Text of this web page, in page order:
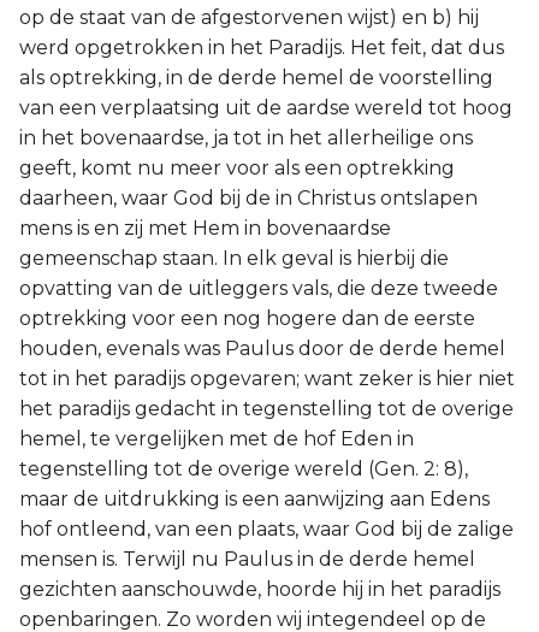
op de staat van de afgestorvenen wijst) en b) hij
werd opgetrokken in het Paradijs. Het feit, dat dus
als optrekking, in de derde hemel de voorstelling
van een verplaatsing uit de aardse wereld tot hoog
in het bovenaardse, ja tot in het allerheilige ons
geeft, komt nu meer voor als een optrekking
daarheen, waar God bij de in Christus ontslapen
mens is en zij met Hem in bovenaardse
gemeenschap staan. In elk geval is hierbij die
opvatting van de uitleggers vals, die deze tweede
optrekking voor een nog hogere dan de eerste
houden, evenals was Paulus door de derde hemel
tot in het paradijs opgevaren; want zeker is hier niet
het paradijs gedacht in tegenstelling tot de overige
hemel, te vergelijken met de hof Eden in
tegenstelling tot de overige wereld (Gen. 2: 8),
maar de uitdrukking is een aanwijzing aan Edens
hof ontleend, van een plaats, waar God bij de zalige
mensen is. Terwijl nu Paulus in de derde hemel
gezichten aanschouwde, hoorde hij in het paradijs
openbaringen. Zo worden wij integendeel op de